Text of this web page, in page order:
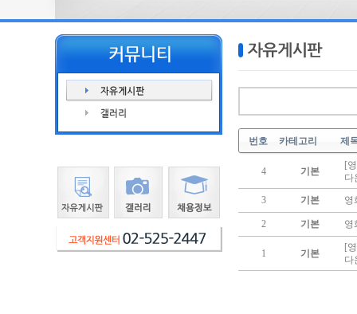
번호 카테고리 제
4 기본
[
다
3
기본 영
2 기본 영
1 기본
[
다